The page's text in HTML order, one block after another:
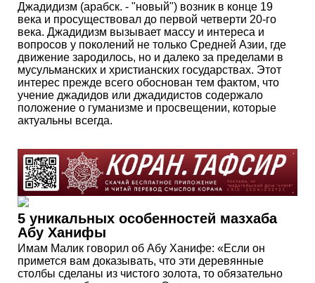
Джадидизм (арабск. - "новый") возник в конце 19
века и просуществовал до первой четверти 20-го
века. Джадидизм вызывает массу и интереса и
вопросов у поколений не только Средней Азии, где
движение зародилось, но и далеко за пределами в
мусульманских и христианских государствах. Этот
интерес прежде всего обоснован тем фактом, что
учение джадидов или джадидистов содержало
положение о гуманизме и просвещении, которые
актуальны всегда.
5 уникальных особенностей мазхаба
Абу Ханифы
Имам Малик говорил об Абу Ханифе: «Если он
примется вам доказывать, что эти деревянные
столбы сделаны из чистого золота, то обязательно